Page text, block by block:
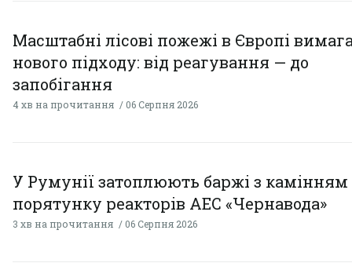
Масштабні лісові пожежі в Європі
нового підходу: від реагування — до
запобігання
4 хв на прочитання 06 Серпня 2026
У Румунії затоплюють баржі з
порятунку реакторів АЕС «Чернавода»
3 хв на прочитання 06 Серпня 2026